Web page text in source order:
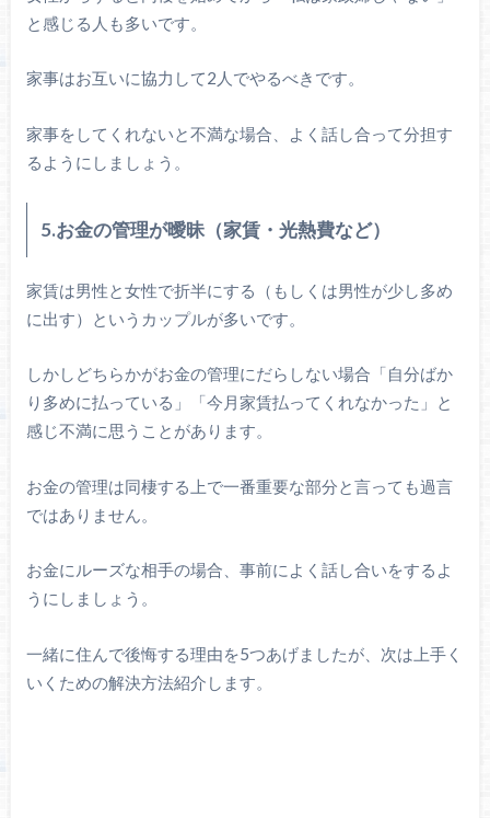
と感じる人も多いです。
家事はお互いに協力して2人でやるべきです。
家事をしてくれないと不満な場合、よく話し合って分担す
るようにしましょう。
5.お金の管理が曖昧（家賃・光熱費など）
家賃は男性と女性で折半にする（もしくは男性が少し多め
に出す）というカップルが多いです。
しかしどちらかがお金の管理にだらしない場合「自分ばか
り多めに払っている」「今月家賃払ってくれなかった」と
感じ不満に思うことがあります。
お金の管理は同棲する上で一番重要な部分と言っても過言
ではありません。
お金にルーズな相手の場合、事前によく話し合いをするよ
うにしましょう。
一緒に住んで後悔する理由を5つあげましたが、次は上手く
いくための解決方法紹介します。